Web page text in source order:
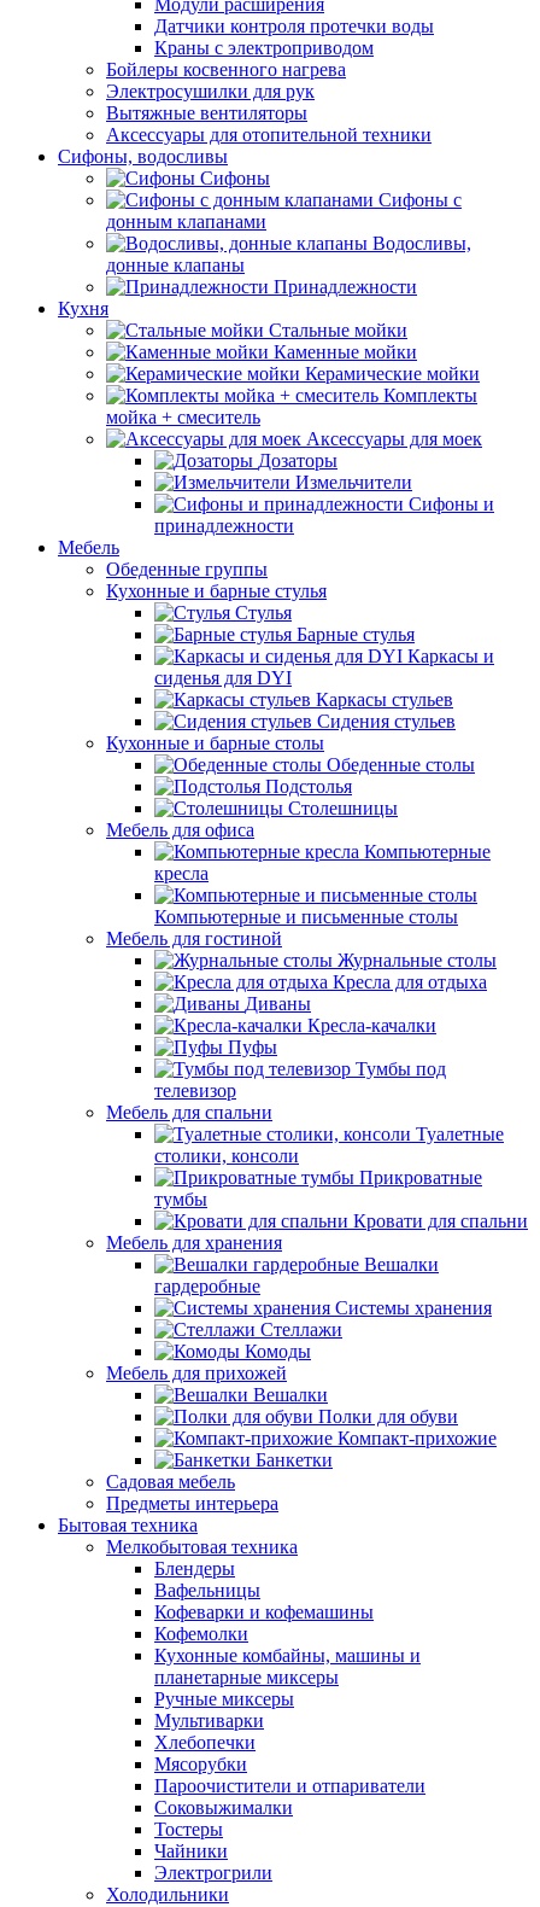
Модули расширения
Датчики контроля протечки воды
Краны с электроприводом
Бойлеры косвенного нагрева
Электросушилки для рук
Вытяжные вентиляторы
Аксессуары для отопительной техники
Сифоны, водосливы
Сифоны
Сифоны с
донным клапанами
Водосливы,
донные клапаны
Принадлежности
Кухня
Стальные мойки
Каменные мойки
Керамические мойки
Комплекты
мойка + смеситель
Аксессуары для моек
Дозаторы
Измельчители
Сифоны и
принадлежности
Мебель
Обеденные группы
Кухонные и барные стулья
Стулья
Барные стулья
Каркасы и
сиденья для DYI
Каркасы стульев
Сидения стульев
Кухонные и барные столы
Обеденные столы
Подстолья
Столешницы
Мебель для офиса
Компьютерные
кресла
Компьютерные и письменные столы
Мебель для гостиной
Журнальные столы
Кресла для отдыха
Диваны
Кресла-качалки
Пуфы
Тумбы под
телевизор
Мебель для спальни
Туалетные
столики, консоли
Прикроватные
тумбы
Кровати для спальни
Мебель для хранения
Вешалки
гардеробные
Системы хранения
Стеллажи
Комоды
Мебель для прихожей
Вешалки
Полки для обуви
Компакт-прихожие
Банкетки
Садовая мебель
Предметы интерьера
Бытовая техника
Мелкобытовая техника
Блендеры
Вафельницы
Кофеварки и кофемашины
Кофемолки
Кухонные комбайны, машины и
планетарные миксеры
Ручные миксеры
Мультиварки
Хлебопечки
Мясорубки
Пароочистители и отпариватели
Соковыжималки
Тостеры
Чайники
Электрогрили
Холодильники